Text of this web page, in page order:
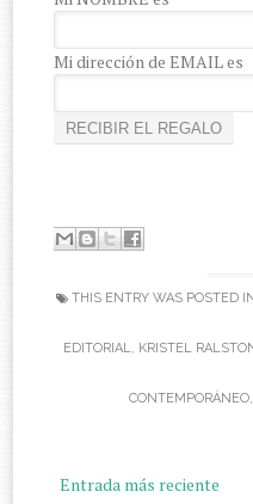
Mi dirección de EMAIL es
THIS ENTRY WAS POSTED
EDITORIAL, KRISTEL
CONTEMPORÁNEO,
Entrada más reciente